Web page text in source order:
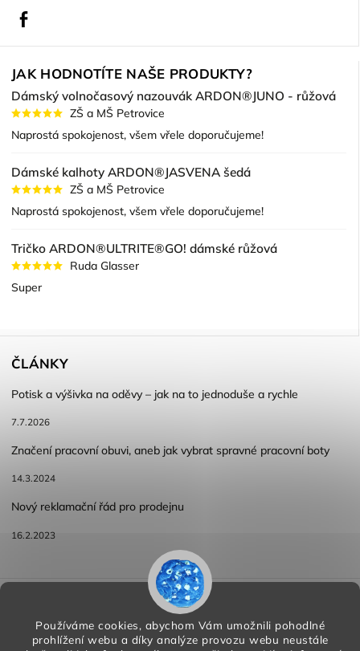
Používáme cookies, abychom Vám umožnili pohodlné
prohlížení webu a díky analýze provozu webu neustále
JAK HODNOTÍTE NAŠE PRODUKTY?
Dámský volnočasový nazouvák ARDON®JUNO - růžová
ZŠ a MŠ Petrovice
Naprostá spokojenost, všem vřele doporučujeme!
Dámské kalhoty ARDON®JASVENA šedá
ZŠ a MŠ Petrovice
Naprostá spokojenost, všem vřele doporučujeme!
Tričko ARDON®ULTRITE®GO! dámské růžová
Ruda Glasser
Super
ČLÁNKY
Potisk a výšivka na oděvy – jak na to jednoduše a rychle
7.7.2026
Značení pracovní obuvi, aneb jak vybrat spravné pracovní boty
14.3.2024
Nový reklamační řád pro prodejnu
16.2.2023
Reklamace a vracení zboží
Podmínky ochrany osobních údajů